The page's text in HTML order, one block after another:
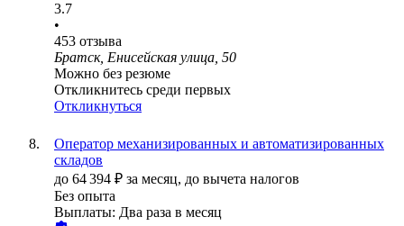
3.7
•
453 отзыва
Братск, Енисейская улица, 50
Можно без резюме
Откликнитесь среди первых
Откликнуться
Оператор механизированных и автоматизированных
складов
до 64 394 ₽ за месяц, до вычета налогов
Без опыта
Выплаты: Два раза в месяц